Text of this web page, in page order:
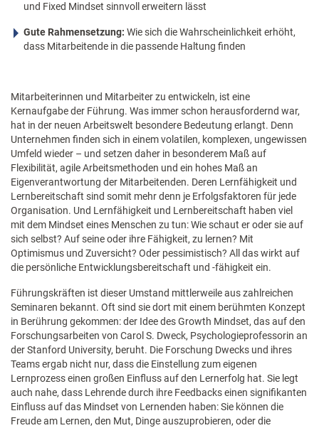
und Fixed Mindset sinnvoll erweitern lässt
Gute Rahmensetzung: Wie sich die Wahrscheinlichkeit erhöht,
dass Mitarbeitende in die passende Haltung finden
Mitarbeiterinnen und Mitarbeiter zu entwickeln, ist eine
Kernaufgabe der Führung. Was immer schon herausfordernd war,
hat in der neuen Arbeitswelt besondere Bedeutung erlangt. Denn
Unternehmen finden sich in einem volatilen, komplexen, ungewissen
Umfeld wieder – und setzen daher in besonderem Maß auf
Flexibilität, agile Arbeitsmethoden und ein hohes Maß an
Eigenverantwortung der Mitarbeitenden. Deren Lernfähigkeit und
Lernbereitschaft sind somit mehr denn je Erfolgsfaktoren für jede
Organisation. Und Lernfähigkeit und Lernbereitschaft haben viel
mit dem Mindset eines Menschen zu tun: Wie schaut er oder sie auf
sich selbst? Auf seine oder ihre Fähigkeit, zu lernen? Mit
Optimismus und Zuversicht? Oder pessimistisch? All das wirkt auf
die persönliche Entwicklungsbereitschaft und -fähigkeit ein.
Führungskräften ist dieser Umstand mittlerweile aus zahlreichen
Seminaren bekannt. Oft sind sie dort mit einem berühmten Konzept
in Berührung gekommen: der Idee des Growth Mindset, das auf den
Forschungsarbeiten von Carol S. Dweck, Psychologieprofessorin an
der Stanford University, beruht. Die Forschung Dwecks und ihres
Teams ergab nicht nur, dass die Einstellung zum eigenen
Lernprozess einen großen Einfluss auf den Lernerfolg hat. Sie legt
auch nahe, dass Lehrende durch ihre Feedbacks einen signifikanten
Einfluss auf das Mindset von Lernenden haben: Sie können die
Freude am Lernen, den Mut, Dinge auszuprobieren, oder die